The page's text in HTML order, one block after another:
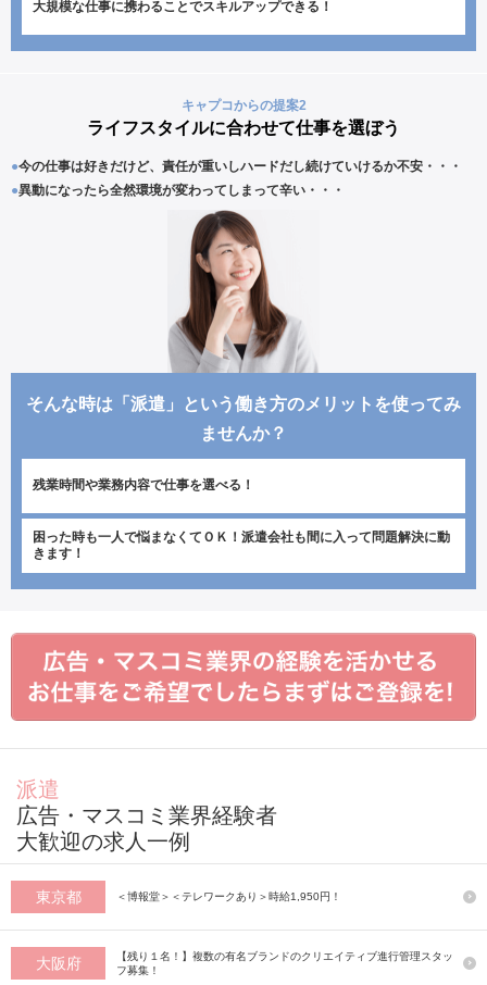
大規模な仕事に携わることでスキルアップできる！
キャプコからの提案2
ライフスタイルに合わせて仕事を選ぼう
●今の仕事は好きだけど、責任が重いしハードだし続けていけるか不安・・・
●異動になったら全然環境が変わってしまって辛い・・・
そんな時は「派遣」という働き方のメリットを使ってみ
ませんか？
残業時間や業務内容で仕事を選べる！
困った時も一人で悩まなくてＯＫ！派遣会社も間に入って問題解決に動
きます！
派遣
広告・マスコミ業界経験者
大歓迎の求人一例
東京都 ＜博報堂＞＜テレワークあり＞時給1,950円！
大阪府
【残り１名！】複数の有名ブランドのクリエイティブ進行管理スタッ
フ募集！